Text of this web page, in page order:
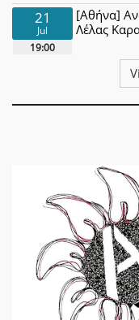
21
Jul
19:00
[Αθήνα]
Λέλας